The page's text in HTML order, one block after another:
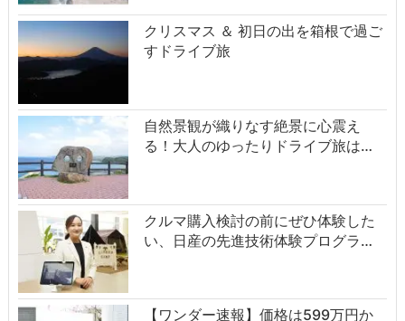
クリスマス ＆ 初日の出を箱根で過ご
すドライブ旅
自然景観が織りなす絶景に心震え
る！大人のゆったりドライブ旅は…
クルマ購入検討の前にぜひ体験した
い、日産の先進技術体験プログラ…
【ワンダー速報】価格は599万円か